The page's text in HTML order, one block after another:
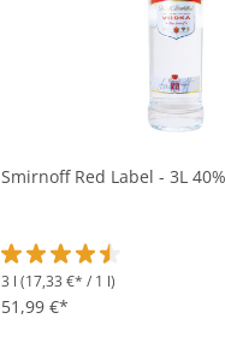
Smirnoff Red Label - 3L
Durchschnittliche
3 l (17,33 €* / 1 l)
51,99 €*